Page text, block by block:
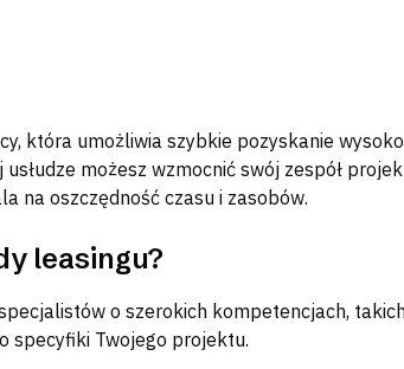
która umożliwia szybkie pozyskanie
możesz wzmocnić swój zespół
na oszczędność czasu i zasobów.
leasingu?
o szerokich kompetencjach,
specyfiki Twojego projektu.